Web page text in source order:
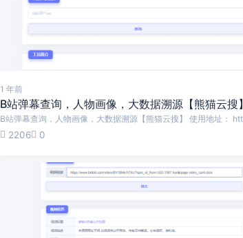
1 年前
B站弹幕查询，人物画像，大数据溯源【熊猫云搜】
2206 0